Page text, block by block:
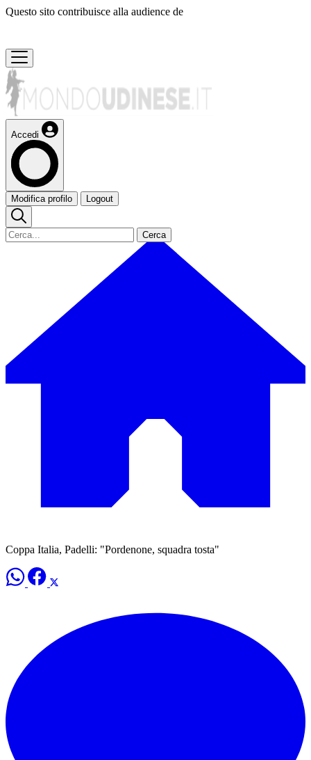
Questo sito contribuisce alla audience de
Accedi
Modifica profilo Logout
Cerca
Coppa Italia, Padelli: "Pordenone, squadra tosta"